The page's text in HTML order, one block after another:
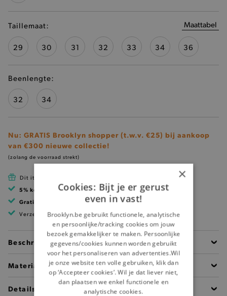
Taillemaat: Maattabel
29 30 31 32 33 34 36
Beenlengte:
32 34
Nu: GRATIS Brooklyn shopper (t.w.v. €25) bij aankoop
van €300 nieuwe collectie!
(zolang de voorraad strekt)
Dit item is betaalbaar met Cadeau Pass
5% korting met klantenkaart
Gratis verzending
vanaf 99 EUR
Verzending binnen 1 à 2 werkdagen
Beschrijving
Materiaal
Details
×
Cookies: Bijt je er gerust
even in vast!
Brooklyn.be gebruikt functionele, analytische
en persoonlijke/tracking cookies om jouw
bezoek gemakkelijker te maken. Persoonlijke
gegevens/cookies kunnen worden gebruikt
voor het personaliseren van advertenties.Wil
je onze website ten volle gebruiken, klik dan
op ‘Accepteer cookies’. Wil je dat liever niet,
dan plaatsen we enkel functionele en
analytische cookies.